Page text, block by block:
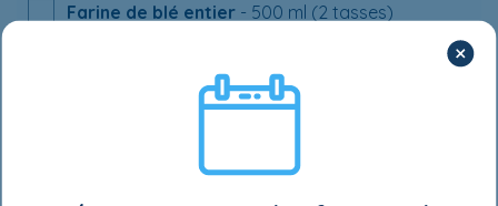
Farine de blé entier - 500 ml (2 tasses)
- 45 ml (3 c. à soupe)